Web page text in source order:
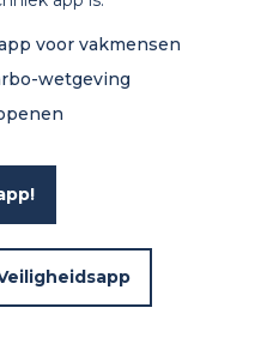
voor vakmensen
wetgeving